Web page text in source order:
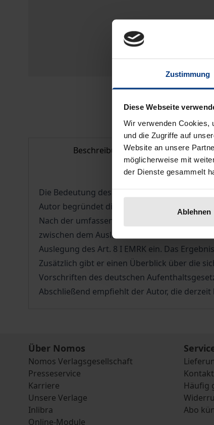
Zustimmung
Diese Webseite
Wir verwenden Cookies,
und die Zugriffe auf
Website an unsere
möglicherweise mit
der Dienste gesammelt
Ablehnen
Beschreibung
Die Bedeutung des Schutzes der sozialen
Autor begründet die Begrenzung des
Nach der umfassenden Erörterung des
zwischen dem Ausländer und der
Auslegung des Art. 8 I EMRK ein. Das
Zusätzlich gibt er einen Überblick über die
Vorschriften des deutschen
Abschließend empfiehlt der Autor, die
Über Nomos
Nomos Verlagsgesellschaft
Presseservice
Karriere
Unsere Verlage
Inlibra
Online-Module
Kontakt
Häufig
Abo